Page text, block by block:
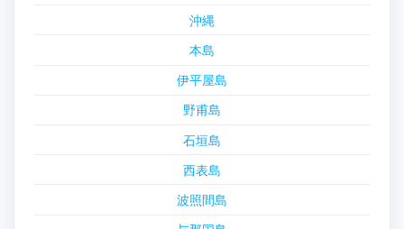
沖縄
本島
伊平屋島
野甫島
石垣島
西表島
波照間島